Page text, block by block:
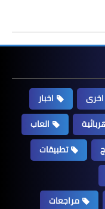
اخبار
العاب
تطبيقات
مراجعات